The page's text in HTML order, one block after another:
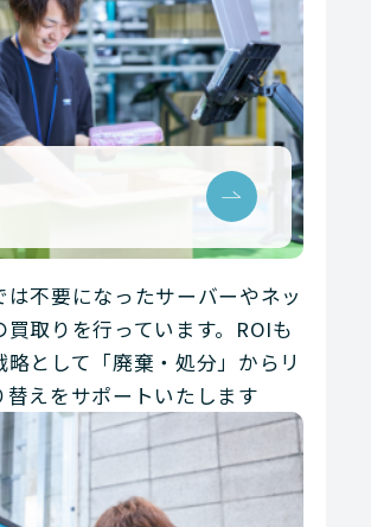
不要になったサーバーやネッ
買取りを行っています。ROIも
として「廃棄・処分」からリ
替えをサポートいたします